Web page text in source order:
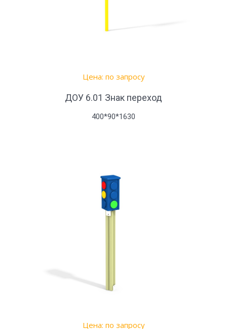
Цена: по запросу
ДОУ 6.01 Знак переход
400*90*1630
Цена: по запросу